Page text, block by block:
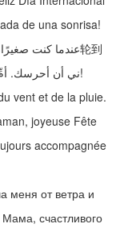
de una sonrisa!
عندما كنت轮到
ني أن أحرسك.
!
vent et de la pluie.
joyeuse Fête
accompagnée
меня от ветра и
счастливого